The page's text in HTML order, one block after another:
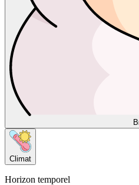
Climat
Horizon temporel